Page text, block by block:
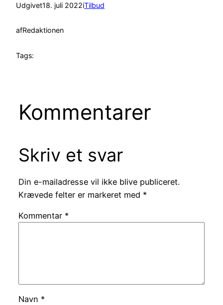
Udgivet18. juli 2022iTilbud
afRedaktionen
Tags:
Kommentarer
Skriv et svar
Din e-mailadresse vil ikke blive publiceret.
Krævede felter er markeret med *
Kommentar *
Navn *